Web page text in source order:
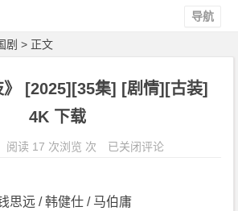
导航
剧 > 正文
》 [2025][35集] [剧情][古装]
4K 下载
阅读 17 次浏览 次
《长
荔
已关闭评论
思远 / 韩健仕 / 马伯庸